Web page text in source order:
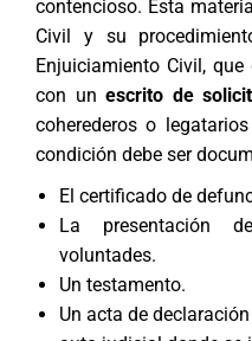
contencioso. Esta
Civil y su
Enjuiciamiento Civil,
con unescrito de
coherederos o
condición debe ser
El certificado de
La presentación
voluntades.
Un testamento.
Un acta de